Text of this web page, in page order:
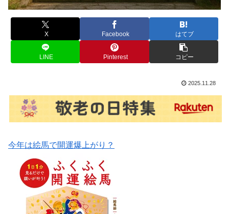
X Facebook はてブ
LINE Pinterest コピー
2025.11.28
今年は絵馬で開運爆上がり？